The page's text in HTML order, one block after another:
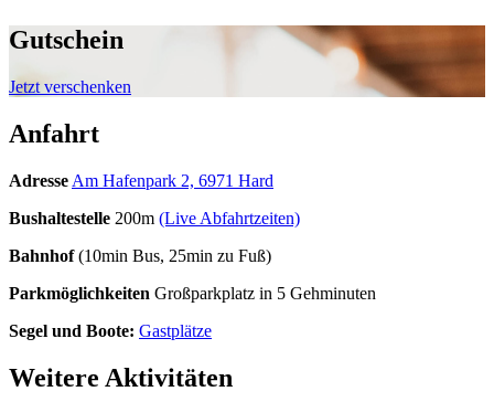
Gutschein
Jetzt verschenken
Anfahrt
Adresse Am Hafenpark 2, 6971 Hard
Bushaltestelle 200m (Live Abfahrtzeiten)
Bahnhof(10min Bus, 25min zu Fuß)
Parkmöglichkeiten Großparkplatz in 5 Gehminuten
Segel und Boote: Gastplätze
Weitere Aktivitäten